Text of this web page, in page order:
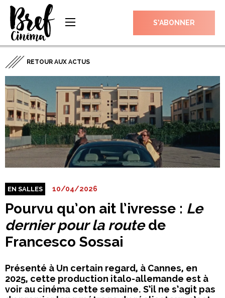
S’ABONNER
RETOUR AUX ACTUS
EN SALLES 10/04/2026
Pourvu qu’on ait l’ivresse : Le
dernier pour la routede
Francesco Sossai
Présenté à Un certain regard, à Cannes, en
2025, cette production italo-allemande est à
voir au cinéma cette semaine. S’il ne s’agit pas